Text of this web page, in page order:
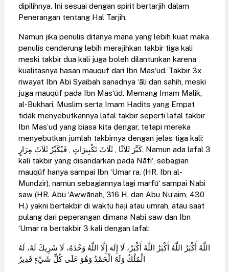
dipilihnya. Ini sesuai dengan spirit bertarjih dalam
Penerangan tentang Hal Tarjih.
Namun jika penulis ditanya mana yang lebih kuat maka
penulis cenderung lebih merajihkan takbir tiga kali
meski takbir dua kali juga boleh dilantunkan karena
kualitasnya hasan mauquf dari Ibn Mas‘ud. Takbir 3x
riwayat Ibn Abi Syaibah sanadnya ‘āli dan sahih, meski
juga mauqūf pada Ibn Mas‘ūd. Memang Imam Malik,
al-Bukhari, Muslim serta Imam Hadits yang Empat
tidak menyebutkannya lafal takbir seperti lafal takbir
Ibn Mas’ud yang biasa kita dengar, tetapi mereka
menyebutkan jumlah takbirnya dengan jelas tiga kali:
كَبَّرَ ثَلاَثًا , ثَلَاثَ تَكْبِيرَاتٍ , فَيُكَبِّرُ ثَلاَثَ مِرَارٍ. Namun ada lafal 3
kali takbir yang disandarkan pada Nāfi‘, sebagian
mauqūf hanya sampai Ibn ‘Umar ra. (HR. Ibn al-
Mundzir), namun sebagiannya lagi marfū‘ sampai Nabi
saw (HR. Abu ‘Awwānah, 316 H. dan Abu Nu‘aim, 430
H.) yakni bertakbir di waktu haji atau umrah, atau saat
pulang dari peperangan dimana Nabi saw dan Ibn
‘Umar ra bertakbir 3 kali dengan lafal:
اللَّهُ أَكْبَرُ اللَّهُ أَكْبَرُ اللَّهُ أَكْبَرُ، لَا إِلَهَ إِلَّا اللَّهُ وَحْدَهُ، لَا شَرِيكَ لَهُ، لَهُ
الْمُلْكُ وَلَهُ الْحَمْدُ وَهُوَ عَلَى كُلِّ شَيْءٍ قَدِيرٌ